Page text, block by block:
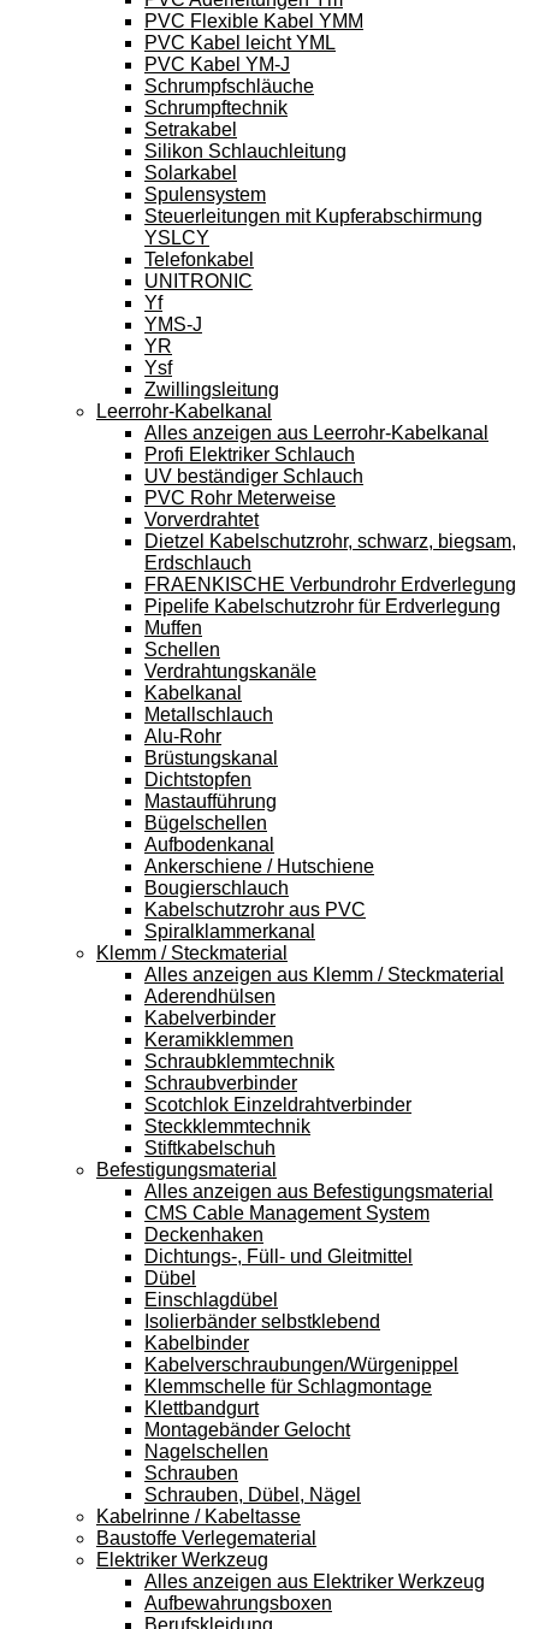
PVC Flexible Kabel YMM
PVC Kabel leicht YML
PVC Kabel YM-J
Schrumpfschläuche
Schrumpftechnik
Setrakabel
Silikon Schlauchleitung
Solarkabel
Spulensystem
Steuerleitungen mit Kupferabschirmung
YSLCY
Telefonkabel
UNITRONIC
Yf
YMS-J
YR
Ysf
Zwillingsleitung
Leerrohr-Kabelkanal
Alles anzeigen aus Leerrohr-Kabelkanal
Profi Elektriker Schlauch
UV beständiger Schlauch
PVC Rohr Meterweise
Vorverdrahtet
Dietzel Kabelschutzrohr, schwarz, biegsam,
Erdschlauch
FRAENKISCHE Verbundrohr Erdverlegung
Pipelife Kabelschutzrohr für Erdverlegung
Muffen
Schellen
Verdrahtungskanäle
Kabelkanal
Metallschlauch
Alu-Rohr
Brüstungskanal
Dichtstopfen
Mastaufführung
Bügelschellen
Aufbodenkanal
Ankerschiene / Hutschiene
Bougierschlauch
Kabelschutzrohr aus PVC
Spiralklammerkanal
Klemm / Steckmaterial
Alles anzeigen aus Klemm / Steckmaterial
Aderendhülsen
Kabelverbinder
Keramikklemmen
Schraubklemmtechnik
Schraubverbinder
Scotchlok Einzeldrahtverbinder
Steckklemmtechnik
Stiftkabelschuh
Befestigungsmaterial
Alles anzeigen aus Befestigungsmaterial
CMS Cable Management System
Deckenhaken
Dichtungs-, Füll- und Gleitmittel
Dübel
Einschlagdübel
Isolierbänder selbstklebend
Kabelbinder
Kabelverschraubungen/Würgenippel
Klemmschelle für Schlagmontage
Klettbandgurt
Montagebänder Gelocht
Nagelschellen
Schrauben
Schrauben, Dübel, Nägel
Kabelrinne / Kabeltasse
Baustoffe Verlegematerial
Elektriker Werkzeug
Alles anzeigen aus Elektriker Werkzeug
Aufbewahrungsboxen
Berufskleidung